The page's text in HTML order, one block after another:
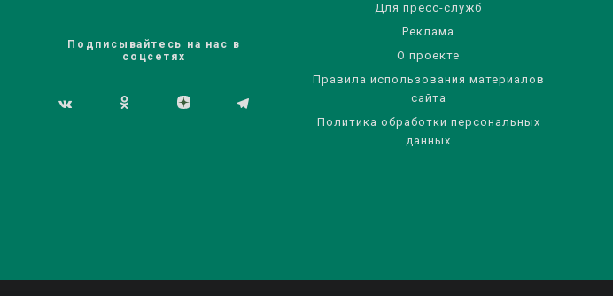
Подписывайтесь на нас в
соцсетях
Для пресс-служб
Реклама
О проекте
Правила использования материалов
сайта
Политика обработки персональных
данных